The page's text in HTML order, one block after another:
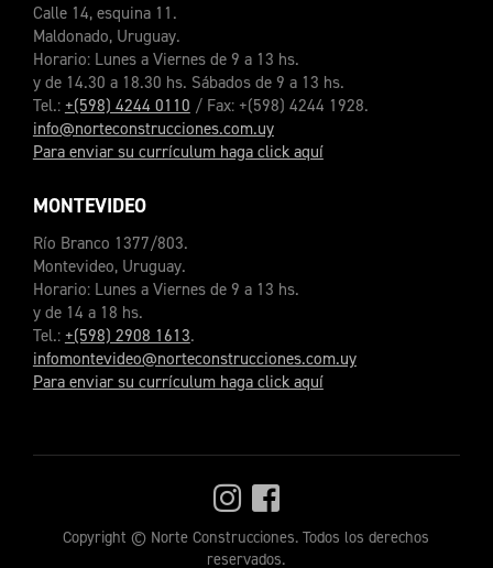
Calle 14, esquina 11.
Maldonado, Uruguay.
Horario: Lunes a Viernes de 9 a 13 hs.
y de 14.30 a 18.30 hs. Sábados de 9 a 13 hs.
Tel.: +(598) 4244 0110 / Fax: +(598) 4244 1928.
info@norteconstrucciones.com.uy
Para enviar su currículum haga click aquí
MONTEVIDEO
Río Branco 1377/803.
Montevideo, Uruguay.
Horario: Lunes a Viernes de 9 a 13 hs.
y de 14 a 18 hs.
Tel.: +(598) 2908 1613.
infomontevideo@norteconstrucciones.com.uy
Para enviar su currículum haga click aquí
Copyright © Norte Construcciones. Todos los derechos
reservados.